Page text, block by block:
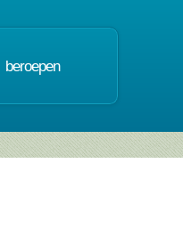
beroepen